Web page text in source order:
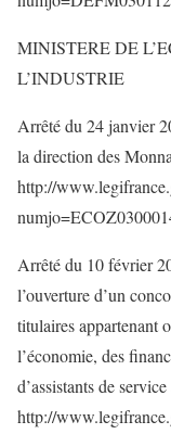
MINISTERE DE
L’INDUSTRIE
Arrêté du 24 janvier
la direction des
http://
Arrêté du 10 février
l’ouverture d’un
titulaires appartenant
l’économie, des
d’assistants de
http://